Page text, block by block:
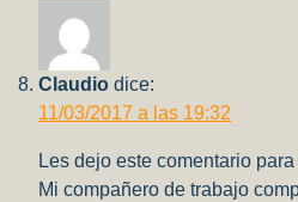
Claudio dice:
11/03/2017 a las 19:32
Les dejo este comentario
Mi compañero de trabajo